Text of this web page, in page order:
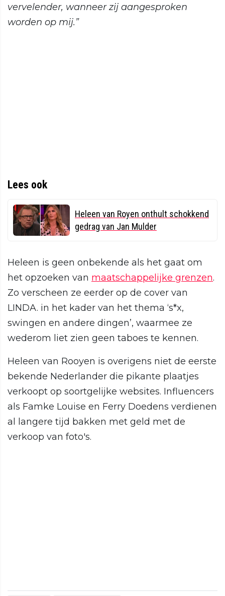
vervelender, wanneer zij aangesproken
worden op mij.”
Lees ook
Heleen van Royen onthult schokkend
gedrag van Jan Mulder
Heleen is geen onbekende als het gaat om
het opzoeken van maatschappelijke grenzen.
Zo verscheen ze eerder op de cover van
LINDA. in het kader van het thema ‘s*x,
swingen en andere dingen’, waarmee ze
wederom liet zien geen taboes te kennen.
Heleen van Rooyen is overigens niet de eerste
bekende Nederlander die pikante plaatjes
verkoopt op soortgelijke websites. Influencers
als Famke Louise en Ferry Doedens verdienen
al langere tijd bakken met geld met de
verkoop van foto's.